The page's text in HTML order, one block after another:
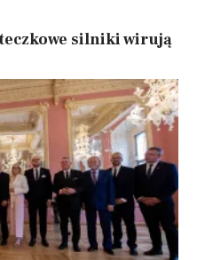
silniki wirują